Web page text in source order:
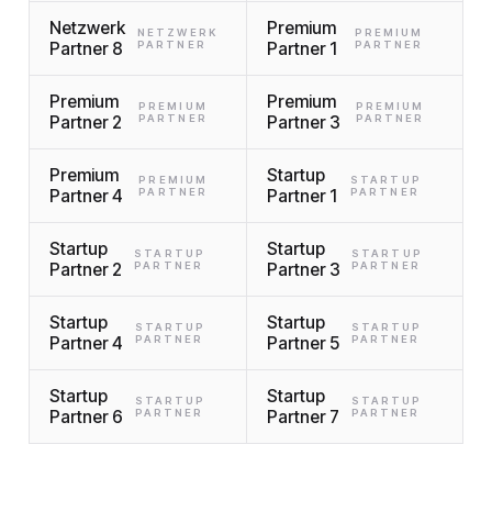
Netzwerk
Partner 8
NETZWERK
PARTNER
Premium
Partner 1
PREMIUM
PARTNER
Premium
Partner 2
PREMIUM
PARTNER
Premium
Partner 3
PREMIUM
PARTNER
Premium
Partner 4
PREMIUM
PARTNER
Startup
Partner 1
STARTUP
PARTNER
Startup
Partner 2
STARTUP
PARTNER
Startup
Partner 3
STARTUP
PARTNER
Startup
Partner 4
STARTUP
PARTNER
Startup
Partner 5
STARTUP
PARTNER
Startup
Partner 6
STARTUP
PARTNER
Startup
Partner 7
STARTUP
PARTNER